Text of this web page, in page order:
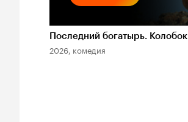
Последний богатырь. Колобок
2026, комедия